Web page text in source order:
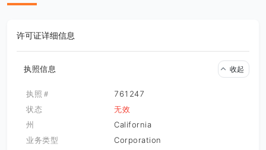
许可证详细信息
执照信息 收起
执照＃
761247
状态
无效
州
California
业务类型
Corporation